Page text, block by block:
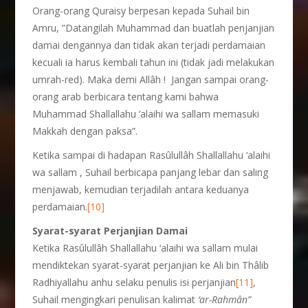
Orang-orang Quraisy berpesan kepada Suhail bin
Amru, ”Datangilah Muhammad dan buatlah penjanjian
damai dengannya dan tidak akan terjadi perdamaian
kecuali ia harus kembali tahun ini (tidak jadi melakukan
umrah-red). Maka demi Allâh ! Jangan sampai orang-
orang arab berbicara tentang kami bahwa
Muhammad Shallallahu ‘alaihi wa sallam memasuki
Makkah dengan paksa”.
Ketika sampai di hadapan Rasûlullâh Shallallahu ‘alaihi
wa sallam , Suhail berbicapa panjang lebar dan saling
menjawab, kemudian terjadilah antara keduanya
perdamaian.[10]
Syarat-syarat Perjanjian Damai
Ketika Rasûlullâh Shallallahu ‘alaihi wa sallam mulai
mendiktekan syarat-syarat perjanjian ke Ali bin Thâlib
Radhiyallahu anhu selaku penulis isi perjanjian[11],
Suhail mengingkari penulisan kalimat ‘ar-Rahmân”